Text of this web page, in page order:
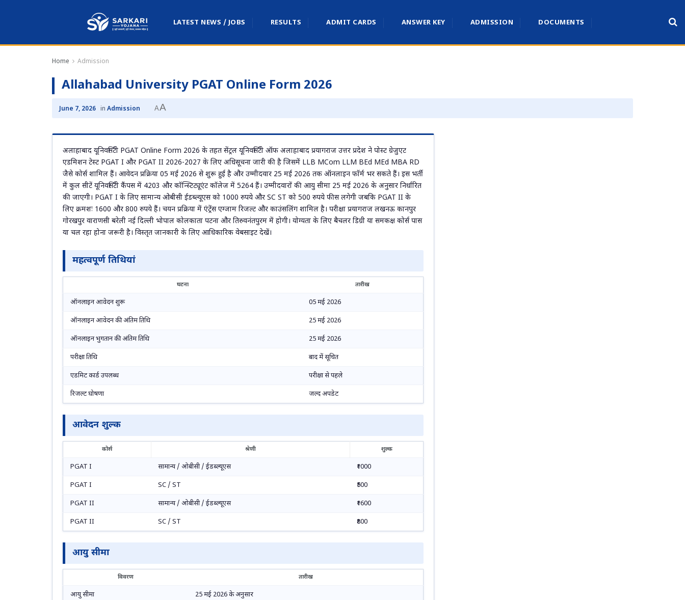
LATEST NEWS / JOBS RESULTS ADMIT CARDS ANSWER KEY ADMISSION DOCUMENTS
Home Admission
Allahabad University PGAT Online Form 2026
June 7, 2026 in Admission AA
अलाहाबाद यूनिवर्सिटी PGAT Online Form 2026 के तहत सेंट्रल यूनिवर्सिटी ऑफ अलाहाबाद प्रयागराज उत्तर प्रदेश ने पोस्ट ग्रेजुएट
एडमिशन टेस्ट PGAT I और PGAT II 2026-2027 के लिए अधिसूचना जारी की है जिसमें LLB MCom LLM BEd MEd MBA RD
जैसे कोर्स शामिल हैं। आवेदन प्रक्रिया 05 मई 2026 से शुरू हुई है और उम्मीदवार 25 मई 2026 तक ऑनलाइन फॉर्म भर सकते हैं। इस भर्ती
में कुल सीटें यूनिवर्सिटी कैंपस में 4203 और कॉन्स्टिट्यूएंट कॉलेज में 5264 हैं। उम्मीदवारों की आयु सीमा 25 मई 2026 के अनुसार निर्धारित
की जाएगी। PGAT I के लिए सामान्य ओबीसी ईडब्ल्यूएस को 1000 रुपये और SC ST को 500 रुपये फीस लगेगी जबकि PGAT II के
लिए क्रमशः 1600 और 800 रुपये हैं। चयन प्रक्रिया में एंट्रेंस एग्जाम रिजल्ट और काउंसलिंग शामिल है। परीक्षा प्रयागराज लखनऊ कानपुर
गोरखपुर वाराणसी बरेली नई दिल्ली भोपाल कोलकाता पटना और तिरुवनंतपुरम में होगी। योग्यता के लिए बैचलर डिग्री या समकक्ष कोर्स पास
या चल रहा होना जरूरी है। विस्तृत जानकारी के लिए आधिकारिक वेबसाइट देखें।
महत्वपूर्ण तिथियां
घटना तारीख
ऑनलाइन आवेदन शुरू 05 मई 2026
ऑनलाइन आवेदन की अंतिम तिथि 25 मई 2026
ऑनलाइन भुगतान की अंतिम तिथि 25 मई 2026
परीक्षा तिथि बाद में सूचित
एडमिट कार्ड उपलब्ध परीक्षा से पहले
रिजल्ट घोषणा जल्द अपडेट
आवेदन शुल्क
कोर्स श्रेणी शुल्क
PGAT I सामान्य / ओबीसी / ईडब्ल्यूएस ₹1000
PGAT I SC / ST ₹500
PGAT II सामान्य / ओबीसी / ईडब्ल्यूएस ₹1600
PGAT II SC / ST ₹800
आयु सीमा
विवरण तारीख
आयु सीमा 25 मई 2026 के अनुसार